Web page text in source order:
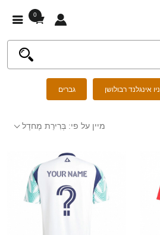
0
ניו אינגלנד רבולושן גברים
מיין על פי: בְּרִירַת מֶחדָל